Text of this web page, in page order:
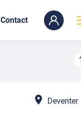
Contact
Deventer